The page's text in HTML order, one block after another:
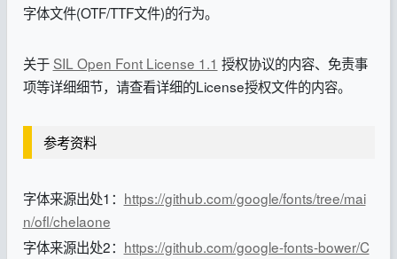
字体文件(OTF/TTF文件)的行为。
关于SIL Open Font License 1.1 授权协议的内容、免责事
项等详细细节，请查看详细的License授权文件的内容。
参考资料
字体来源出处1： https://github.com/google/fonts/tree/mai
n/ofl/chelaone
字体来源出处2： https://github.com/google-fonts-bower/C